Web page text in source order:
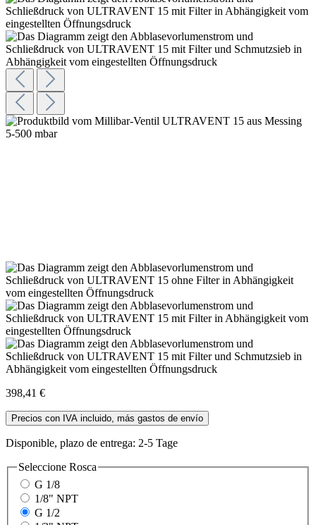
398,41 €
Precios con IVA incluido, más gastos de envío
Disponible, plazo de entrega: 2-5 Tage
Seleccione Rosca
G 1/8
1/8" NPT
G 1/2